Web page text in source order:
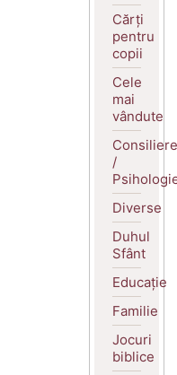
Cărți
pentru
copii
Cele
mai
vândute
Consiliere
/
Diverse
Duhul
Sfânt
Educație
Familie
Jocuri
biblice